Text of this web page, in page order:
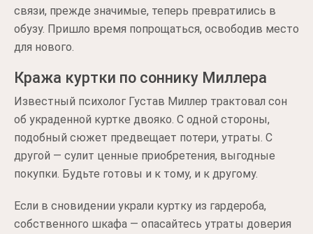
связи, прежде значимые, теперь превратились в
обузу. Пришло время попрощаться, освободив место
для нового.
Кража куртки по соннику Миллера
Известный психолог Густав Миллер трактовал сон
об украденной куртке двояко. С одной стороны,
подобный сюжет предвещает потери, утраты. С
другой — сулит ценные приобретения, выгодные
покупки. Будьте готовы и к тому, и к другому.
Если в сновидении украли куртку из гардероба,
собственного шкафа — опасайтесь утраты доверия